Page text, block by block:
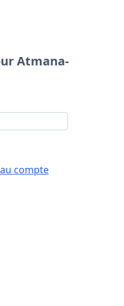
Atmana-
compte